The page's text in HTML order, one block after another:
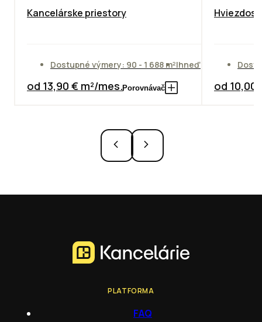
Kancelárske priestory
Dostupné výmery: 90 - 1 688 m²Ihneď
od 13,90 € m²/mes.Porovnávač od 10,00
PLATFORMA
FAQ